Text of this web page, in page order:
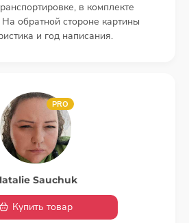
в комплекте
обратной стороне картины
и год написания.
PRO
Sauchuk
Купить товар